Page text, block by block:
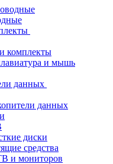
комплекты
и мышь
данных
данных
диски
средства
и мониторов